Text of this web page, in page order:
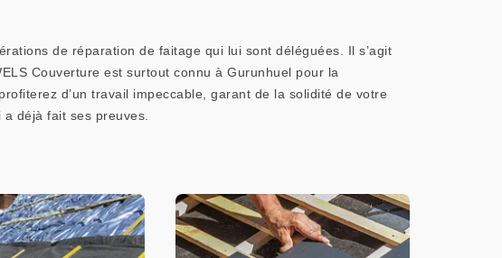
de réparation de faitage qui lui sont déléguées. Il s’agit
Couverture est surtout connu à Gurunhuel pour la
d’un travail impeccable, garant de la solidité de votre
déjà fait ses preuves.